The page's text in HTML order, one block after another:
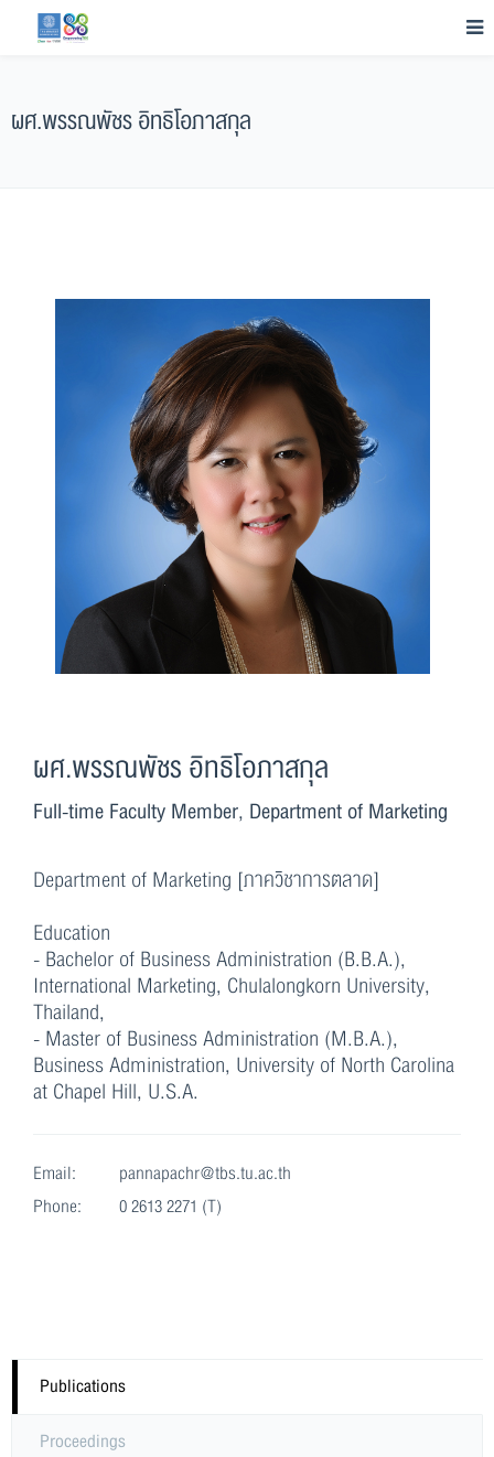
ผศ.พรรณพัชร อิทธิโอภาสกุล
ผศ.พรรณพัชร อิทธิโอภาสกุล
Full-time Faculty Member, Department of Marketing
Department of Marketing [ภาควิชาการตลาด]
Education
- Bachelor of Business Administration (B.B.A.),
International Marketing, Chulalongkorn University,
Thailand,
- Master of Business Administration (M.B.A.),
Business Administration, University of North Carolina
Email:
pannapachr@tbs.tu.ac.th
Phone:
0 2613 2271 (T)
Publications
Proceedings